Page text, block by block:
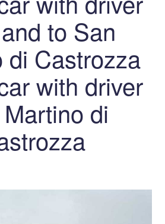
to San
di Castrozza
with driver
di